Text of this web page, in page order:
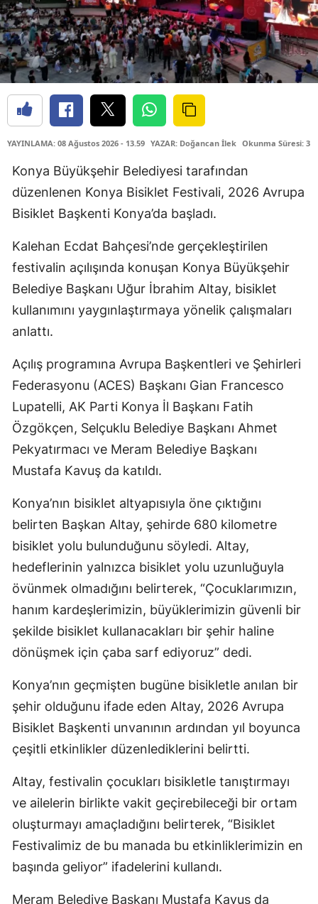
YAYINLAMA: 08 Ağustos 2026 - 13.59 YAZAR: Doğancan İlek Okunma Süresi: 3
Konya Büyükşehir Belediyesi tarafından
düzenlenen Konya Bisiklet Festivali, 2026 Avrupa
Bisiklet Başkenti Konya’da başladı.
Kalehan Ecdat Bahçesi’nde gerçekleştirilen
festivalin açılışında konuşan Konya Büyükşehir
Belediye Başkanı Uğur İbrahim Altay, bisiklet
kullanımını yaygınlaştırmaya yönelik çalışmaları
anlattı.
Açılış programına Avrupa Başkentleri ve Şehirleri
Federasyonu (ACES) Başkanı Gian Francesco
Lupatelli, AK Parti Konya İl Başkanı Fatih
Özgökçen, Selçuklu Belediye Başkanı Ahmet
Pekyatırmacı ve Meram Belediye Başkanı
Mustafa Kavuş da katıldı.
Konya’nın bisiklet altyapısıyla öne çıktığını
belirten Başkan Altay, şehirde 680 kilometre
bisiklet yolu bulunduğunu söyledi. Altay,
hedeflerinin yalnızca bisiklet yolu uzunluğuyla
övünmek olmadığını belirterek, “Çocuklarımızın,
hanım kardeşlerimizin, büyüklerimizin güvenli bir
şekilde bisiklet kullanacakları bir şehir haline
dönüşmek için çaba sarf ediyoruz” dedi.
Konya’nın geçmişten bugüne bisikletle anılan bir
şehir olduğunu ifade eden Altay, 2026 Avrupa
Bisiklet Başkenti unvanının ardından yıl boyunca
çeşitli etkinlikler düzenlediklerini belirtti.
Altay, festivalin çocukları bisikletle tanıştırmayı
ve ailelerin birlikte vakit geçirebileceği bir ortam
oluşturmayı amaçladığını belirterek, “Bisiklet
Festivalimiz de bu manada bu etkinliklerimizin en
başında geliyor” ifadelerini kullandı.
Meram Belediye Başkanı Mustafa Kavuş da